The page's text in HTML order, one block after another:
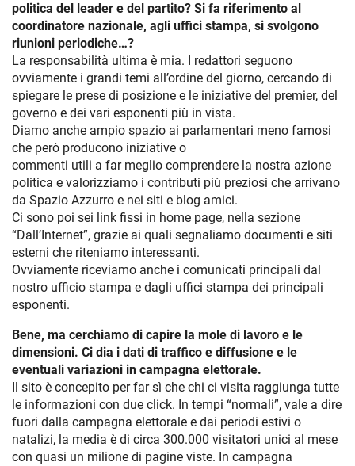
politica del leader e del partito? Si fa riferimento al
coordinatore nazionale, agli uffici stampa, si svolgono
riunioni periodiche…?
La responsabilità ultima è mia. I redattori seguono
ovviamente i grandi temi all’ordine del giorno, cercando di
spiegare le prese di posizione e le iniziative del premier, del
governo e dei vari esponenti più in vista.
Diamo anche ampio spazio ai parlamentari meno famosi
che però producono iniziative o
commenti utili a far meglio comprendere la nostra azione
politica e valorizziamo i contributi più preziosi che arrivano
da Spazio Azzurro e nei siti e blog amici.
Ci sono poi sei link fissi in home page, nella sezione
“Dall’Internet”, grazie ai quali segnaliamo documenti e siti
esterni che riteniamo interessanti.
Ovviamente riceviamo anche i comunicati principali dal
nostro ufficio stampa e dagli uffici stampa dei principali
esponenti.
Bene, ma cerchiamo di capire la mole di lavoro e le
dimensioni. Ci dia i dati di traffico e diffusione e le
eventuali variazioni in campagna elettorale.
Il sito è concepito per far sì che chi ci visita raggiunga tutte
le informazioni con due click. In tempi “normali”, vale a dire
fuori dalla campagna elettorale e dai periodi estivi o
natalizi, la media è di circa 300.000 visitatori unici al mese
con quasi un milione di pagine viste. In campagna